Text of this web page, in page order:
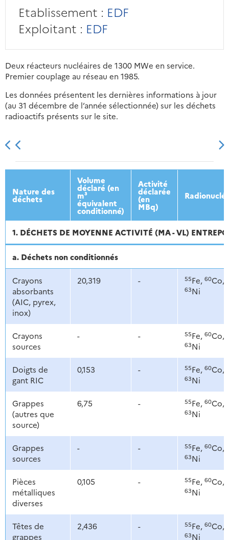
Etablissement : EDF
Exploitant : EDF
Deux réacteurs nucléaires de 1300 MWe en service.
Premier couplage au réseau en 1985.
Les données présentent les dernières informations à jour
(au 31 décembre de l’année sélectionnée) sur les déchets
radioactifs présents sur le site.
2013 2014 2015 2016
Nature des
déchets
Volume
déclaré (en
m³
équivalent
conditionné)
Activité
déclarée
(en
MBq)
1. DÉCHETS DE MOYENNE ACTIVITÉ (MA - VL)
a. Déchets non conditionnés
Crayons
absorbants
(AIC, pyrex,
inox)
20,319 - 55Fe, 60Co,
63Ni
Crayons
sources
- - 55Fe, 60Co,
63Ni
Doigts de
gant RIC
0,153 - 55Fe, 60Co,
63Ni
Grappes
(autres que
source)
6,75 - 55Fe, 60Co,
63Ni
Grappes
sources
- - 55Fe, 60Co,
63Ni
Pièces
métalliques
diverses
0,105 - 55Fe, 60Co,
63Ni
Têtes de
grappes
2,436 - 55Fe, 60Co,
63Ni